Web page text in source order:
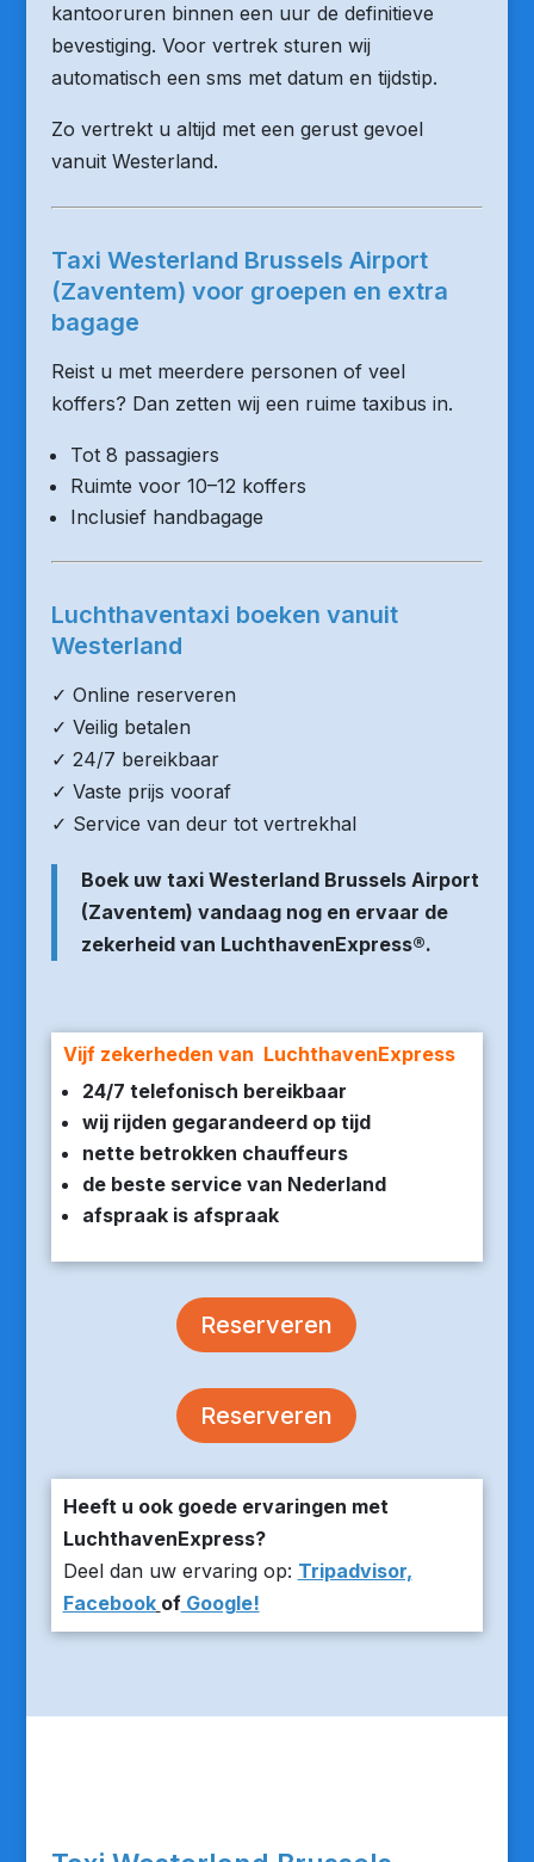
kantooruren binnen een uur de definitieve
bevestiging. Voor vertrek sturen wij
automatisch een sms met datum en tijdstip.
Zo vertrekt u altijd met een gerust gevoel
vanuit Westerland.
Taxi Westerland Brussels Airport
(Zaventem) voor groepen en extra
bagage
Reist u met meerdere personen of veel
koffers? Dan zetten wij een ruime taxibus in.
Tot 8 passagiers
Ruimte voor 10–12 koffers
Inclusief handbagage
Luchthaventaxi boeken vanuit
Westerland
✓ Online reserveren
✓ Veilig betalen
✓ 24/7 bereikbaar
✓ Vaste prijs vooraf
✓ Service van deur tot vertrekhal
Boek uw taxi Westerland Brussels Airport
(Zaventem) vandaag nog en ervaar de
zekerheid van LuchthavenExpress®.
Vijf zekerheden van LuchthavenExpress
24/7 telefonisch bereikbaar
wij rijden gegarandeerd op tijd
nette betrokken chauffeurs
de beste service van Nederland
afspraak is afspraak
Reserveren
Reserveren
Heeft u ook goede ervaringen met
LuchthavenExpress?
Deel dan uw ervaring op: Tripadvisor,
Facebook ofGoogle!